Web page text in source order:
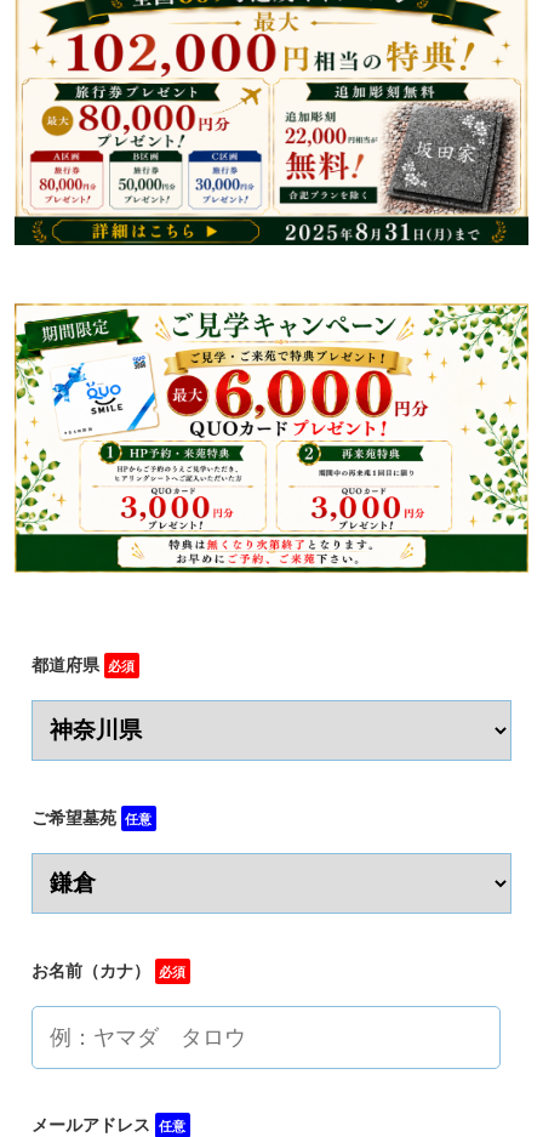
都道府県 必須
ご希望墓苑 任意
お名前（カナ） 必須
メールアドレス 任意